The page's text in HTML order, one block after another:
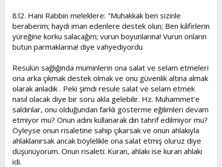
8:l2. Hani Rabbin meleklere: "Muhakkak ben sizinle
beraberim; haydi iman edenlere destek olun; Ben kâfirlerin
yüreğine korku salacağım; vurun boyunlarına! Vurun onların
bütün parmaklarına! diye vahyediyordu
Resulün sağlığında müminlerin ona salat ve selam etmeleri
ona arka çıkmak destek olmak ve onu güvenlik altına almak
olarak anladık . Peki şimdi resule salat ve selam etmek
nasıl olacak diye bir soru akla gelebilir. Hz. Muhammet'e
saldırılar, onu olduğundan farklı gösterme eğilimleri devam
etmiyor mu? Onun adını kullanarak din tahrif edilmiyor mu?
Öyleyse onun risaletine sahip çıkarsak ve onun ahlakıyla
ahlaklanırsak ancak böylelikle ona salat etmiş oluruz diye
düşünüyorum. Onun risaleti: Kuran, ahlakı ise kuran ahlakı
idi.